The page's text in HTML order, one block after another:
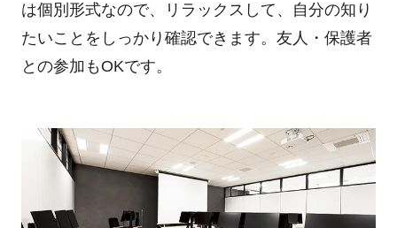
は個別形式なので、リラックスして、自分の知り
たいことをしっかり確認できます。友人・保護者
との参加もOKです。